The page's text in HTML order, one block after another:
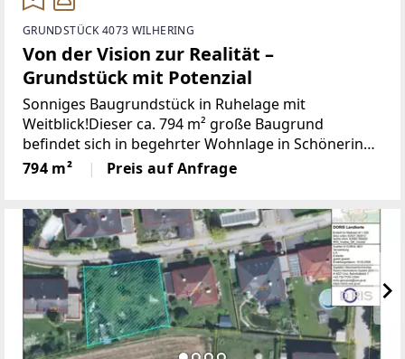
GRUNDSTÜCK 4073 WILHERING
Von der Vision zur Realität –
Grundstück mit Potenzial
Sonniges Baugrundstück in Ruhelage mit
Weitblick!Dieser ca. 794 m² große Baugrund
befindet sich in begehrter Wohnlage in Schönering,
Gemeinde Wilhering – einer der attraktivsten
Wohngegenden im Großraum Linz.Der bestehende
794 m² Preis auf Anfrage